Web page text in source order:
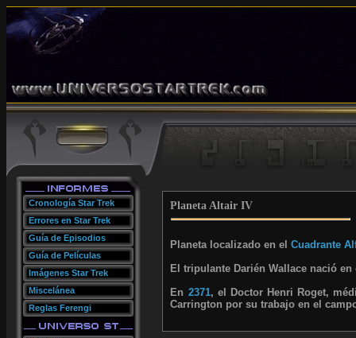
Cronología Star Trek
Errores en Star Trek
Guía de Episodios
Guía de Películas
Imágenes Star Trek
Miscelánea
Reglas Ferengi
Planeta Altair IV
Planeta localizado en elCuadrante
El tripulante Darién Wallace nació en
En 2371, el Doctor Henri Roget,
Carrington por su trabajo en el